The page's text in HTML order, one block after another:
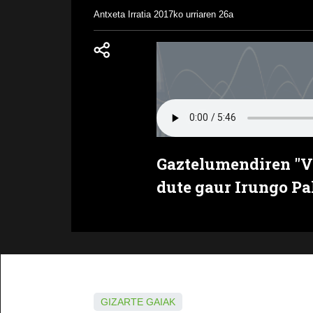
Antxeta Irratia 2017ko urriaren 26a
Gaztelumendiren
dute gaur Irungo
GIZARTE GAIAK